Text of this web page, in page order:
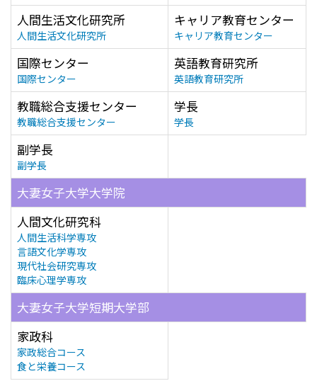
人間生活文化研究所
人間生活文化研究所
キャリア教育センター
キャリア教育センター
国際センター
国際センター
英語教育研究所
英語教育研究所
教職総合支援センター
教職総合支援センター
学長
学長
副学長
副学長
大妻女子大学大学院
人間文化研究科
人間生活科学専攻
言語文化学専攻
現代社会研究専攻
臨床心理学専攻
大妻女子大学短期大学部
家政科
家政総合コース
食と栄養コース